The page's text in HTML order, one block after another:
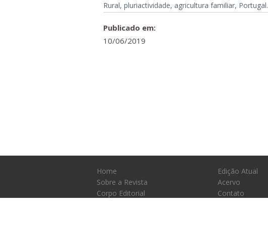
Rural, pluriactividade, agricultura familiar, Portugal.
Publicado em:
10/06/2019
Home
Sobre a Revista
Corpo Editorial
Edição Atual
Acervo
Contato